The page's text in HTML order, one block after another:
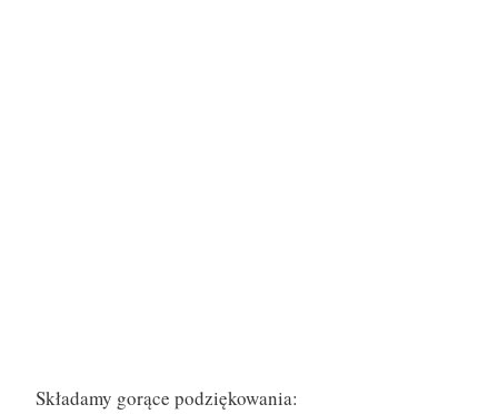
Składamy gorące podziękowania: